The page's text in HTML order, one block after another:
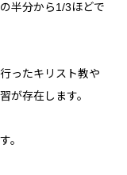
半分から1/3ほどで
ったキリスト教や
が存在します。
。